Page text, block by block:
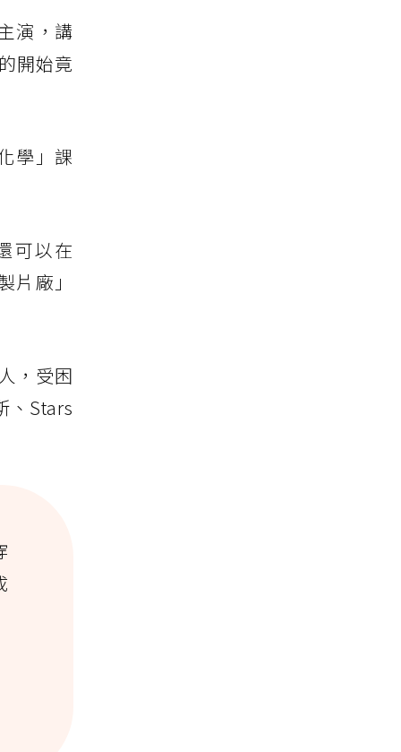
演，講
開始竟
學」課
可以在
廠」
，受困
、Stars